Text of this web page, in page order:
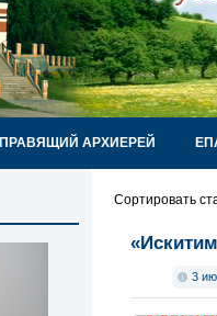
ПРАВЯЩИЙ АРХИЕРЕЙ
Сортировать
3